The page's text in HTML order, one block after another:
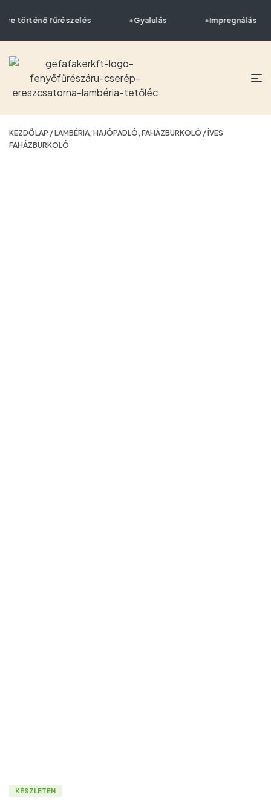
történő fűrészelés Gyalulás Impregnálás
KEZDŐLAP /LAMBÉRIA, HAJÓPADLÓ, FAHÁZBURKOLÓ / ÍVES
FAHÁZBURKOLÓ
KÉSZLETEN